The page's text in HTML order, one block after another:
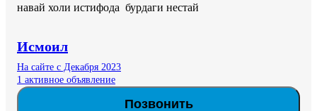
навай холи истифода  бурдаги нестай
Исмоил
На сайте с Декабря 2023
1 активное объявление
Позвонить